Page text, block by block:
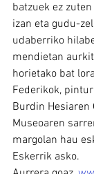
batzuek ez
izan eta gudu-
udaberriko
mendietan
horietako bat
Federikok,
Burdin Hesiaren
Museoaren
margolan hau
Eskerrik asko.